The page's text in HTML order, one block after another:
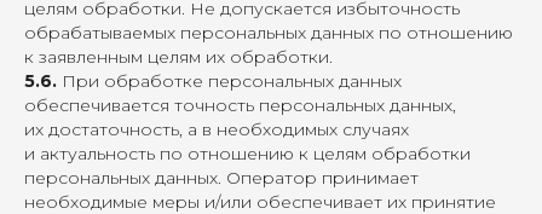
целям обработки. Не допускается избыточность
обрабатываемых персональных данных по отношению
к заявленным целям их обработки.
5.6. При обработке персональных данных
обеспечивается точность персональных данных,
их достаточность, а в необходимых случаях
и актуальность по отношению к целям обработки
персональных данных. Оператор принимает
необходимые меры и/или обеспечивает их принятие